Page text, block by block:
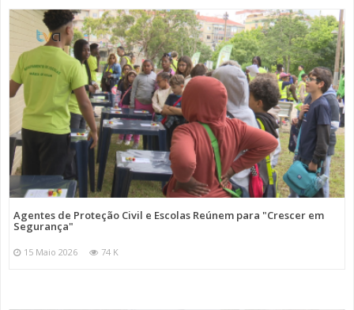
Agentes de Proteção Civil e Escolas Reúnem para "Crescer em
Segurança"
15 Maio 2026 74 K